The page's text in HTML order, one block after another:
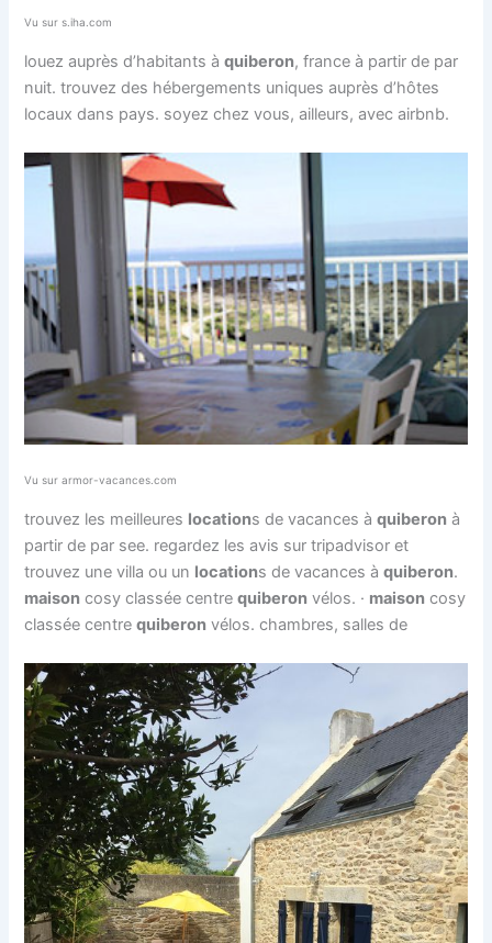
Vu sur s.iha.com
louez auprès d’habitants àquiberon, france à partir de par
nuit. trouvez des hébergements uniques auprès d’hôtes
locaux dans pays. soyez chez vous, ailleurs, avec airbnb.
Vu sur armor-vacances.com
trouvez les meilleures locations de vacances àquiberon à
partir de par see. regardez les avis sur tripadvisor et
trouvez une villa ou un locations de vacances àquiberon.
maison cosy classée centrequiberon vélos. · maison cosy
classée centrequiberon vélos. chambres, salles de